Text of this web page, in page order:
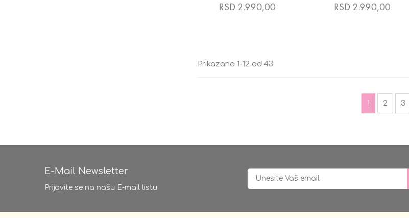
RSD 2.990,00 RSD 2.990,00
Prikazano 1-12 od 43
1 2 3
E-Mail Newsletter
Prijavite se na našu E-mail listu